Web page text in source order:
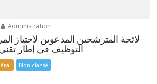
Administration
لائحة المترشحين المدعوين لاجتياز
التوظيف في إطار تقني
Non classé